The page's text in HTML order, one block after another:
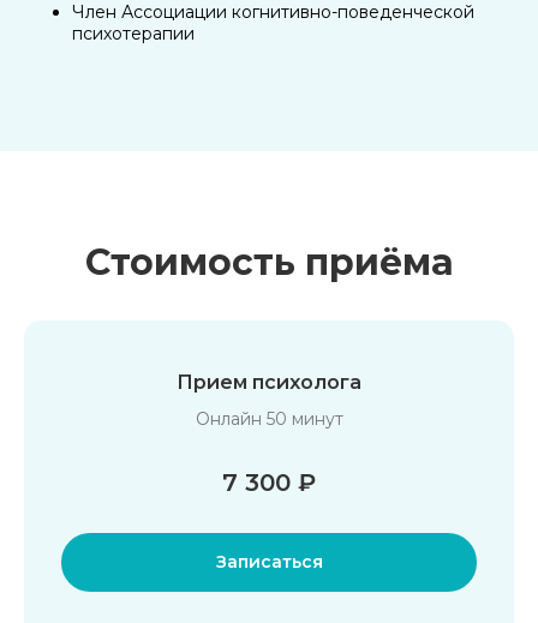
Член Ассоциации когнитивно-поведенческой
психотерапии
Стоимость приёма
Прием психолога
Онлайн 50 минут
7 300 ₽
Записаться